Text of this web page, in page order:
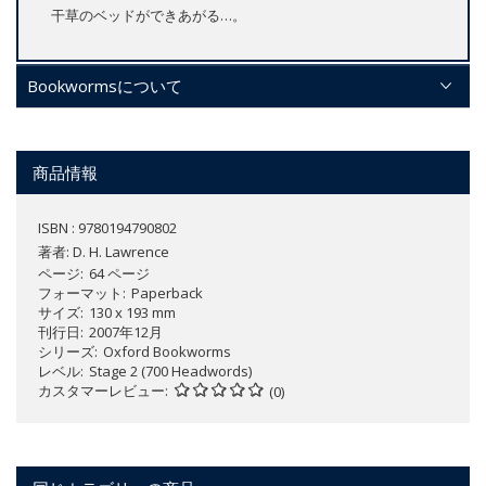
干草のベッドができあがる…。
Bookwormsについて
商品情報
ISBN : 9780194790802
著者: D. H. Lawrence
ページ 64 ページ
フォーマット
Paperback
サイズ 130 x 193 mm
刊行日 2007年12月
シリーズ Oxford Bookworms
レベル Stage 2 (700 Headwords)
カスタマーレビュー
(0)